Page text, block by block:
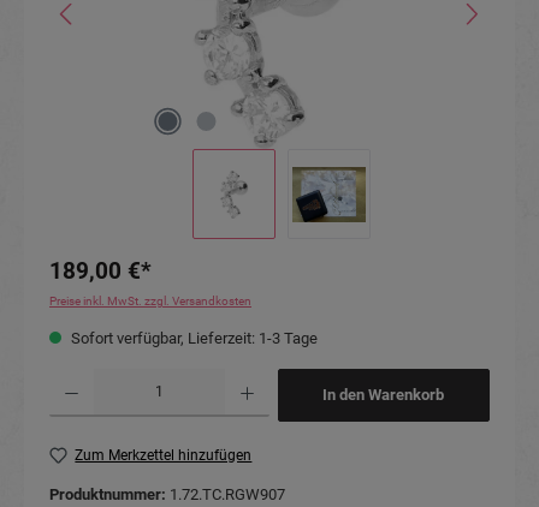
189,00 €*
Preise inkl. MwSt. zzgl. Versandkosten
Sofort verfügbar, Lieferzeit: 1-3 Tage
In den Warenkorb
Zum Merkzettel hinzufügen
Produktnummer: 1.72.TC.RGW907